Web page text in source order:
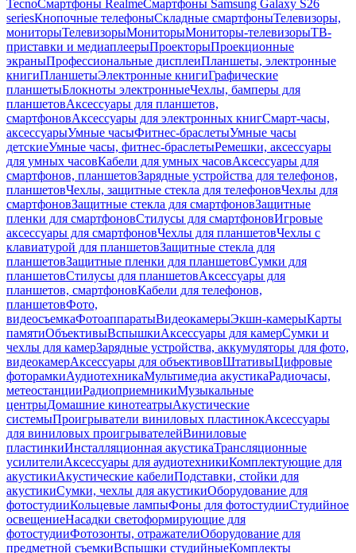
TecnoСмартфоны RealmeСмартфоны Samsung Galaxy S26
seriesКнопочные телефоныСкладные смартфоныТелевизоры,
мониторыТелевизорыМониторыМониторы-телевизорыТВ-
приставки и медиаплеерыПроекторыПроекционные
экраныПрофессиональные дисплеиПланшеты, электронные
книгиПланшетыЭлектронные книгиГрафические
планшетыБлокноты электронныеЧехлы, бамперы для
планшетовАксессуары для планшетов,
смартфоновАксессуары для электронных книгСмарт-часы,
аксессуарыУмные часыФитнес-браслетыУмные часы
детскиеУмные часы, фитнес-браслетыРемешки, аксессуары
для умных часовКабели для умных часовАксессуары для
смартфонов, планшетовЗарядные устройства для телефонов,
планшетовЧехлы, защитные стекла для телефоновЧехлы для
смартфоновЗащитные стекла для смартфоновЗащитные
пленки для смартфоновСтилусы для смартфоновИгровые
аксессуары для смартфоновЧехлы для планшетовЧехлы с
клавиатурой для планшетовЗащитные стекла для
планшетовЗащитные пленки для планшетовСумки для
планшетовСтилусы для планшетовАксессуары для
планшетов, смартфоновКабели для телефонов,
планшетовФото,
видеосъемкаФотоаппаратыВидеокамерыЭкшн-камерыКарты
памятиОбъективыВспышкиАксессуары для камерСумки и
чехлы для камерЗарядные устройства, аккумуляторы для фото,
видеокамерАксессуары для объективовШтативыЦифровые
фоторамкиАудиотехникаМультимедиа акустикаРадиочасы,
метеостанцииРадиоприемникиМузыкальные
центрыДомашние кинотеатрыАкустические
системыПроигрыватели виниловых пластинокАксессуары
для виниловых проигрывателейВиниловые
пластинкиИнсталляционная акустикаТрансляционные
усилителиАксессуары для аудиотехникиКомплектующие для
акустикиАкустические кабелиПодставки, стойки для
акустикиСумки, чехлы для акустикиОборудование для
фотостудииКольцевые лампыФоны для фотостудииСтудийное
освещениеНасадки светоформирующие для
фотостудииФотозонты, отражателиОборудование для
предметной съемкиВспышки студийныеКомплекты